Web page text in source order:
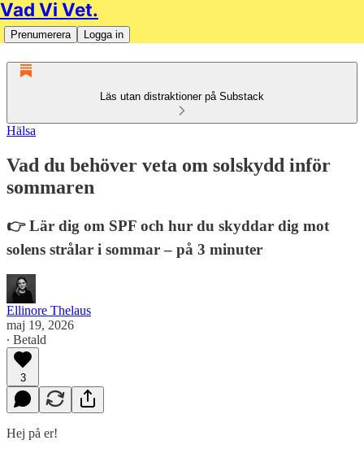
Vad Vi Vet.
Prenumerera Logga in
Läs utan distraktioner på Substack
Hälsa
Vad du behöver veta om solskydd inför
sommaren
👉 Lär dig om SPF och hur du skyddar dig mot
solens strålar i sommar – på 3 minuter
Ellinore Thelaus
maj 19, 2026
∙ Betald
3
Hej på er!